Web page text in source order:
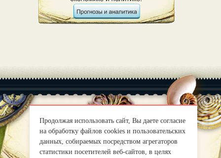
О нас |
Правила
mirprognoz@mail.ru
Продолжая использовать сайт, Вы даете согласие
на обработку файлов cookies и пользовательских
данных, собираемых посредством агрегаторов
статистики посетителей веб-сайтов, в целях